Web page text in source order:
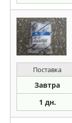
Поставка
Завтра
1 дн.